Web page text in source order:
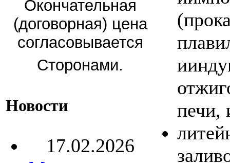
Окончательная
(договорная) цена
согласовывается
Сторонами.
Новости
17.02.2026
печи,